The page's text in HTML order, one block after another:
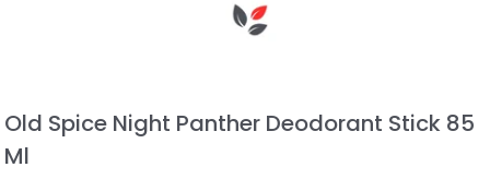
Old Spice Night Panther Deodorant Stick 85
Ml